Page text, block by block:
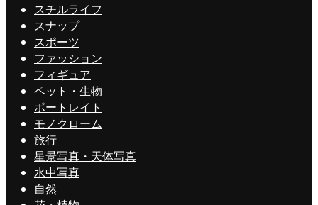
スチルライフ
スナップ
スポーツ
ファッション
フィギュア
ペット・生物
ポートレイト
モノクローム
旅行
星景写真・天体写真
水中写真
自然